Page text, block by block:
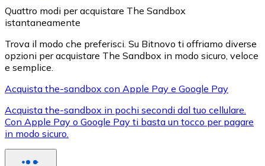
XRP
Quattro modi per acquistare The Sandbox
istantaneamente
Trova il modo che preferisci. Su Bitnovo ti offriamo diverse
opzioni per acquistare The Sandbox in modo sicuro, veloce
e semplice.
Acquista the-sandbox con Apple Pay e Google Pay
Acquista the-sandbox in pochi secondi dal tuo cellulare.
Con Apple Pay o Google Pay ti basta un tocco per pagare
in modo sicuro.